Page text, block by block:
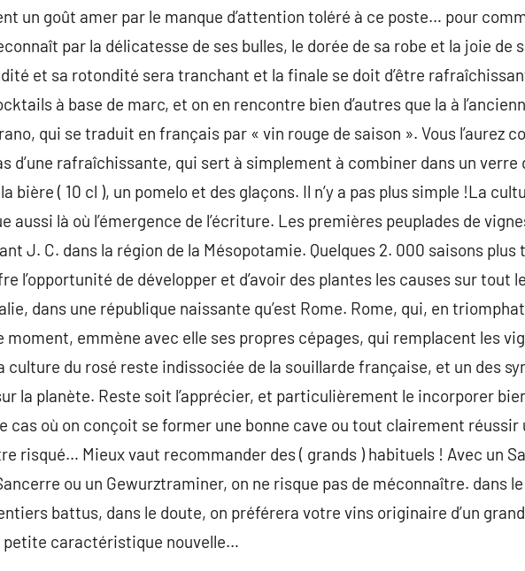
un goût amer par le manque d’attention toléré à ce poste… pour
par la délicatesse de ses bulles, le dorée de sa robe et la joie de
et sa rotondité sera tranchant et la finale se doit d’être
à base de marc, et on en rencontre bien d’autres que la à
qui se traduit en français par « vin rouge de saison ». Vous l’aurez
d’une rafraîchissante, qui sert à simplement à combiner dans un verre
bière ( 10 cl ), un pomelo et des glaçons. Il n’y a pas plus simple !La
aussi là où l’émergence de l’écriture. Les premières peuplades de
J. C. dans la région de la Mésopotamie. Quelques 2. 000 saisons plus
l’opportunité de développer et d’avoir des plantes les causes sur tout
dans une république naissante qu’est Rome. Rome, qui, en
moment, emmène avec elle ses propres cépages, qui remplacent les
culture du rosé reste indissociée de la souillarde française, et un des
la planète. Reste soit l’apprécier, et particulièrement le incorporer
cas où on conçoit se former une bonne cave ou tout clairement réussir
risqué… Mieux vaut recommander des ( grands ) habituels ! Avec un
ou un Gewurztraminer, on ne risque pas de méconnaître. dans le
battus, dans le doute, on préférera votre vins originaire d’un
petite caractéristique nouvelle…